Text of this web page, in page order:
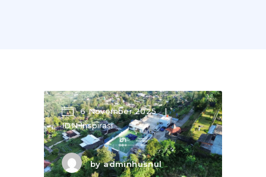
6 November 2025
IDN Inspirasi
byadminhusnul